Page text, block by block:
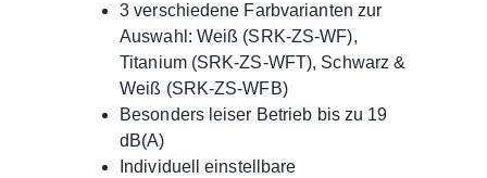
3 verschiedene Farbvarianten zur
Auswahl: Weiß (SRK-ZS-WF),
Titanium (SRK-ZS-WFT), Schwarz &
Weiß (SRK-ZS-WFB)
Besonders leiser Betrieb bis zu 19
dB(A)
Individuell einstellbare